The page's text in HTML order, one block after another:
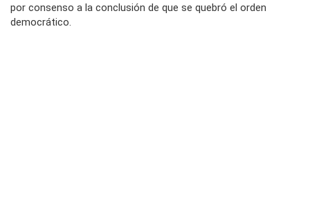
por consenso a la conclusión de que se quebró el orden
democrático.